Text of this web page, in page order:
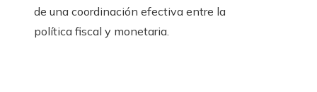
de una coordinación efectiva entre la
política fiscal y monetaria.